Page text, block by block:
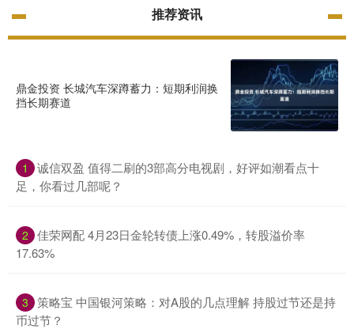
推荐资讯
鼎金投资 长城汽车深蹲蓄力：短期利润换
挡长期赛道
1
诚信双盈 值得二刷的3部高分电视剧，好评如潮看点十
足，你看过几部呢？
2 佳荣网配 4月23日金轮转债上涨0.49%，转股溢价率
17.63%
3 策略宝 中国银河策略：对A股的几点理解 持股过节还是持
币过节？